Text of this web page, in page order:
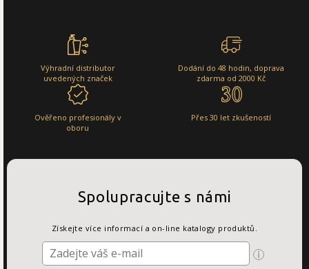
Výhradní distributor
uvedených značek
Dodání do 48 hodin, doprava
zdarma od 2000 Kč
Ověřeno profesionály v
oboru
Přes 30 let zkušeností
Spolupracujte s námi
Získejte více informací a on-line katalogy produktů.